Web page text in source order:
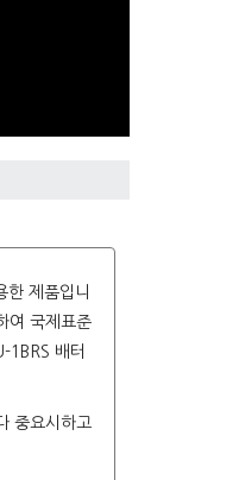
한 제품입니
여 국제표준
1BRS 배터
중요시하고